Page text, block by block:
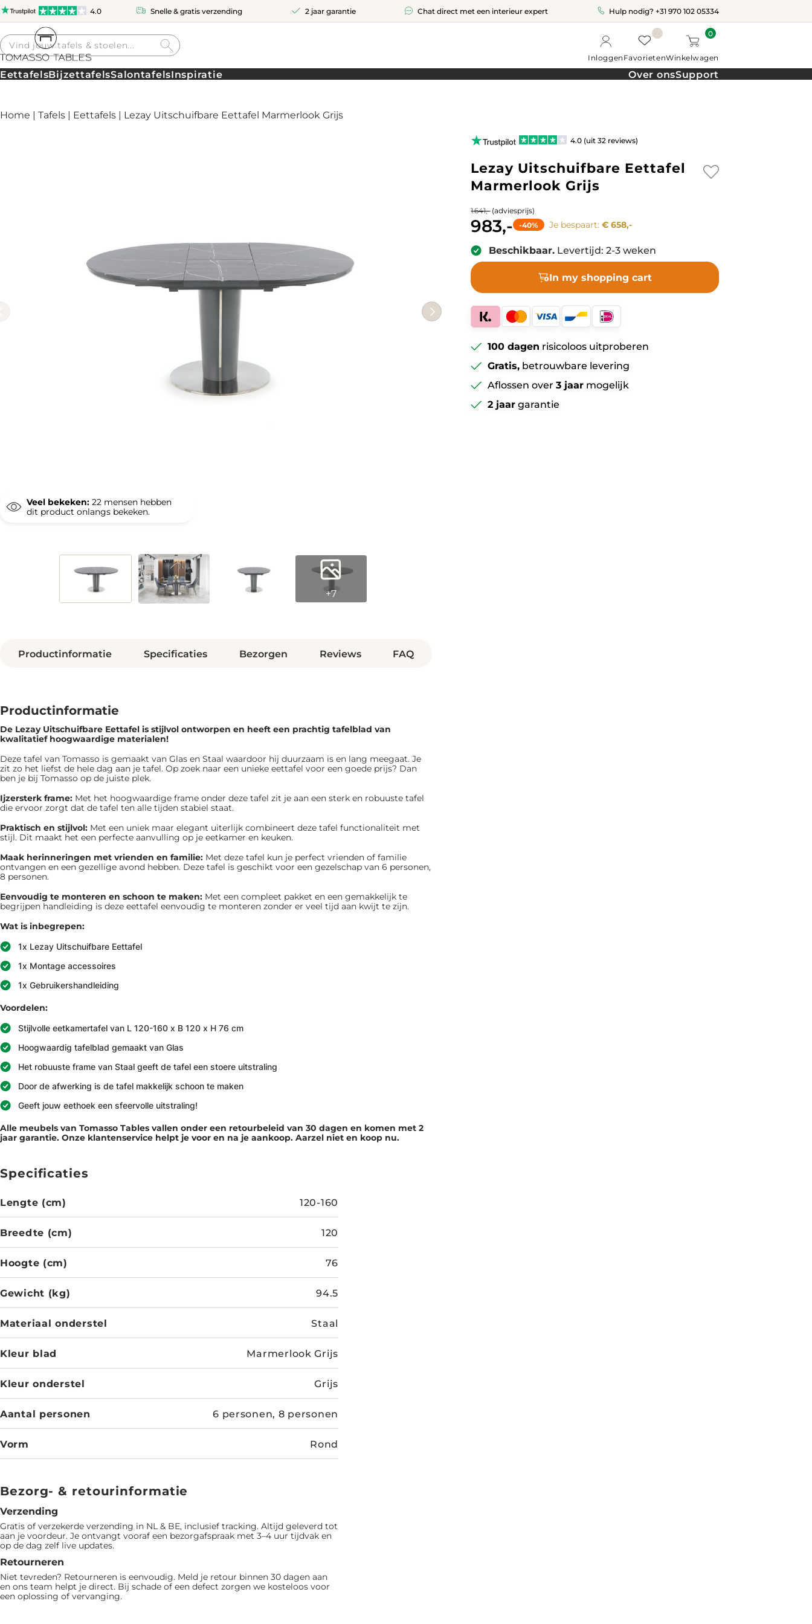
4.0 Snelle & gratis verzending 2 jaar garantie Chat direct met een interieur expert Hulp nodig? +31 970 102 05334
Producten
zoeken
InloggenFavorieten
0
Winkelwagen
EettafelsBijzettafelsSalontafelsInspiratie Over onsSupport
Home | Tafels | Eettafels | Lezay Uitschuifbare Eettafel Marmerlook Grijs
Veel bekeken: 22 mensen hebben
dit product onlangs bekeken.
+7
Productinformatie Specificaties Bezorgen Reviews FAQ
Productinformatie
De Lezay Uitschuifbare Eettafel is ​​stijlvol ontworpen en heeft een prachtig tafelblad van
kwalitatief hoogwaardige materialen!
Deze tafel van Tomasso is gemaakt van Glas en Staal waardoor hij duurzaam is en lang meegaat. Je
zit zo het liefst de hele dag aan je tafel. Op zoek naar een unieke eettafel voor een goede prijs? Dan
ben je bij Tomasso op de juiste plek.
Ijzersterk frame: Met het hoogwaardige frame onder deze tafel zit je aan een sterk en robuuste tafel
die ervoor zorgt dat de tafel ten alle tijden stabiel staat.
Praktisch en stijlvol: Met een uniek maar elegant uiterlijk combineert deze tafel functionaliteit met
stijl. Dit maakt het een perfecte aanvulling op je eetkamer en keuken.
Maak herinneringen met vrienden en familie: Met deze tafel kun je perfect vrienden of familie
ontvangen en een gezellige avond hebben. Deze tafel is geschikt voor een gezelschap van 6 personen,
8 personen.
Eenvoudig te monteren en schoon te maken: Met een compleet pakket en een gemakkelijk te
begrijpen handleiding is deze eettafel eenvoudig te monteren zonder er veel tijd aan kwijt te zijn.
Wat is inbegrepen:
1x Lezay Uitschuifbare Eettafel
1x Montage accessoires
1x Gebruikershandleiding
Voordelen:
Stijlvolle eetkamertafel van L 120-160 x B 120 x H 76 cm
Hoogwaardig tafelblad gemaakt van Glas
Het robuuste frame van Staal geeft de tafel een stoere uitstraling
Door de afwerking is de tafel makkelijk schoon te maken
Geeft jouw eethoek een sfeervolle uitstraling!
Alle meubels van Tomasso Tables vallen onder een retourbeleid van 30 dagen en komen met 2
jaar garantie. Onze klantenservice helpt je voor en na je aankoop. Aarzel niet en koop nu.
Specificaties
Lengte (cm) 120-160
Breedte (cm) 120
Hoogte (cm) 76
Gewicht (kg) 94.5
Materiaal onderstel Staal
Kleur blad Marmerlook Grijs
Kleur onderstel Grijs
Aantal personen 6 personen, 8 personen
Vorm Rond
Bezorg- & retourinformatie
Verzending
Gratis of verzekerde verzending in NL & BE, inclusief tracking. Altijd geleverd tot
aan je voordeur. Je ontvangt vooraf een bezorgafspraak met 3–4 uur tijdvak en
op de dag zelf live updates.
Retourneren
Niet tevreden? Retourneren is eenvoudig. Meld je retour binnen 30 dagen aan
en ons team helpt je direct. Bij schade of een defect zorgen we kosteloos voor
een oplossing of vervanging.
4.0 (uit 32 reviews)
Lezay Uitschuifbare Eettafel
Marmerlook Grijs
1.641,-(adviesprijs)
983,- -40% Je bespaart:€ 658,-
Beschikbaar. Levertijd: 2-3 weken
In my shopping cart
100 dagen risicoloos uitproberen
Gratis, betrouwbare levering
Aflossen over3 jaar mogelijk
2 jaargarantie